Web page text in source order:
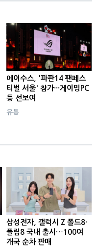
에이수스, '파판14 팬페스
티벌 서울' 참가···게이밍PC
등 선보여
유통
삼성전자, 갤럭시 Z 폴드8·
플립8 국내 출시…100여
개국 순차 판매